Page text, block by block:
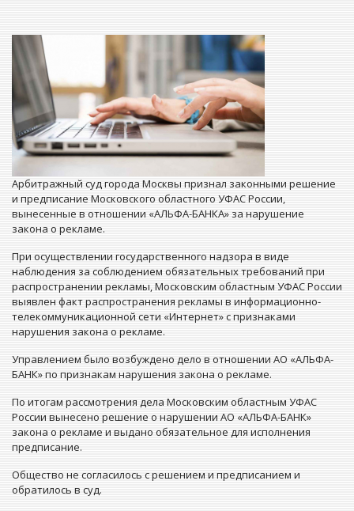
Арбитражный суд города Москвы признал законными решение
и предписание Московского областного УФАС России,
вынесенные в отношении «АЛЬФА-БАНКА» за нарушение
закона о рекламе.
При осуществлении государственного надзора в виде
наблюдения за соблюдением обязательных требований при
распространении рекламы, Московским областным УФАС России
выявлен факт распространения рекламы в информационно-
телекоммуникационной сети «Интернет» с признаками
нарушения закона о рекламе.
Управлением было возбуждено дело в отношении АО «АЛЬФА-
БАНК» по признакам нарушения закона о рекламе.
По итогам рассмотрения дела Московским областным УФАС
России вынесено решение о нарушении АО «АЛЬФА-БАНК»
закона о рекламе и выдано обязательное для исполнения
предписание.
Общество не согласилось с решением и предписанием и
обратилось в суд.